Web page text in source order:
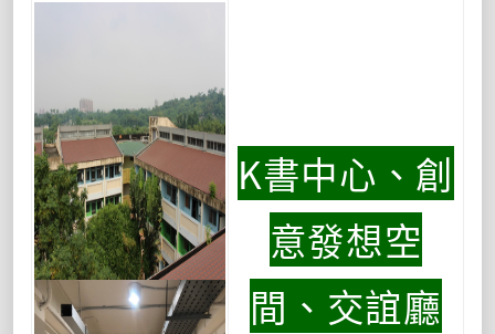
K書中心、創
意發想空
間、交誼廳